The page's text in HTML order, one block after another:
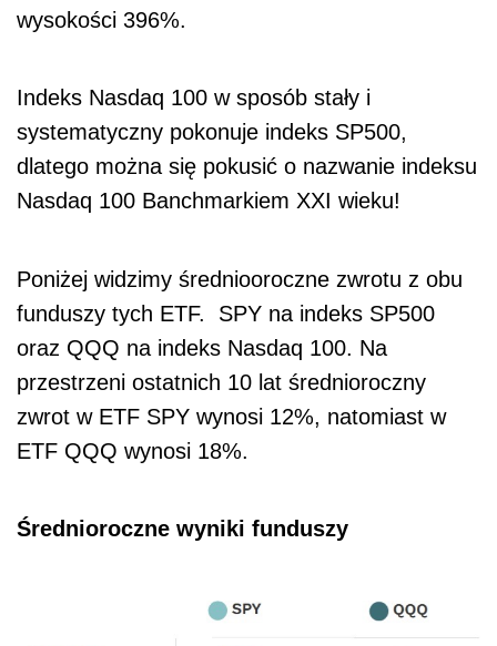
wysokości 396%.
Indeks Nasdaq 100 w sposób stały i
systematyczny pokonuje indeks SP500,
dlatego można się pokusić o nazwanie indeksu
Nasdaq 100 Banchmarkiem XXI wieku!
Poniżej widzimy średniooroczne zwrotu z obu
funduszy tych ETF. SPY na indeks SP500
oraz QQQ na indeks Nasdaq 100. Na
przestrzeni ostatnich 10 lat średnioroczny
zwrot w ETF SPY wynosi 12%, natomiast w
ETF QQQ wynosi 18%.
Średnioroczne wyniki funduszy